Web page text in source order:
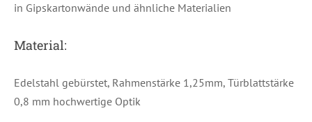
in Gipskartonwände und ähnliche Materialien
Material:
Edelstahl gebürstet, Rahmenstärke 1,25mm, Türblattstärke
0,8 mm hochwertige Optik